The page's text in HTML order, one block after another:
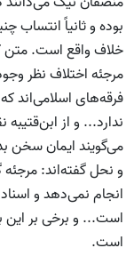
بوده و ثانیاً انتساب
خلاف واقع است.
مرجئه اختلاف نظر
فرقه‌های اسلامی‌اند
ندارد... و از
می‌گویند ایمان سخن
و نحل گفته‌اند:
انجام نمی‌دهد و
است... و برخی بر این
است.